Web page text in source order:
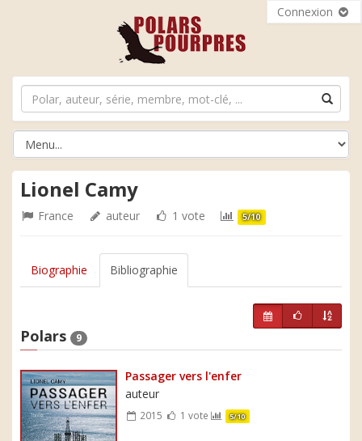
Connexion
Lionel Camy
France auteur 1 vote 5/10
Biographie Bibliographie
Polars 9
Passager vers l'enfer
auteur
2015 1 vote 5/10